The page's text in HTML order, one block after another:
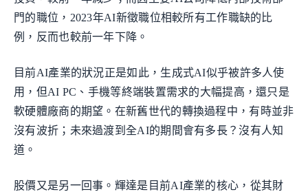
門的職位，2023年AI新徵職位相較所有工作職缺的比
例，反而也較前一年下降。
目前AI產業的狀況正是如此，生成式AI似乎被許多人使
用，但AI PC、手機等終端裝置需求的大幅提高，還只是
軟硬體廠商的期望。在新舊世代的轉換過程中，有時並非
沒有波折；未來過渡到全AI的期間會有多長？沒有人知
道。
股價又是另一回事。輝達是目前AI產業的核心，從其財